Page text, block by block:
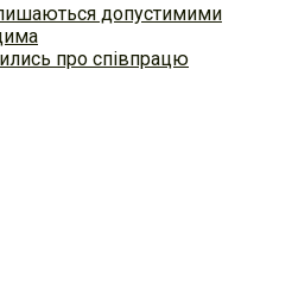
допустимими
про співпрацю